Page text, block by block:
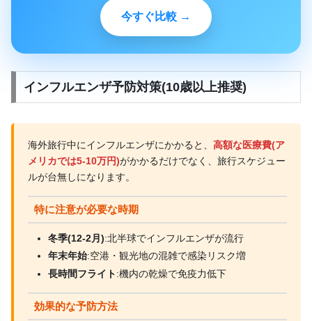
今すぐ比較 →
インフルエンザ予防対策(10歳以上推奨)
海外旅行中にインフルエンザにかかると、 高額な医療費(ア
メリカでは5-10万円)がかかるだけでなく、旅行スケジュー
ルが台無しになります。
特に注意が必要な時期
冬季(12-2月):北半球でインフルエンザが流行
年末年始:空港・観光地の混雑で感染リスク増
長時間フライト:機内の乾燥で免疫力低下
効果的な予防方法